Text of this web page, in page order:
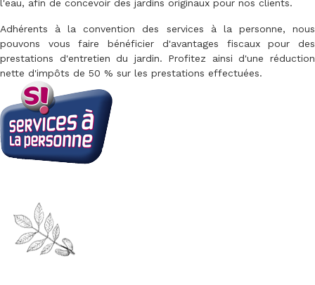
l'eau, afin de concevoir des jardins originaux pour nos clients.
Adhérents à la convention des services à la personne, nous
pouvons vous faire bénéficier d'avantages fiscaux pour des
prestations d'entretien du jardin. Profitez ainsi d'une réduction
nette d'impôts de 50 % sur les prestations effectuées.